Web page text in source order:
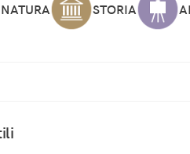
NATURA STORIA